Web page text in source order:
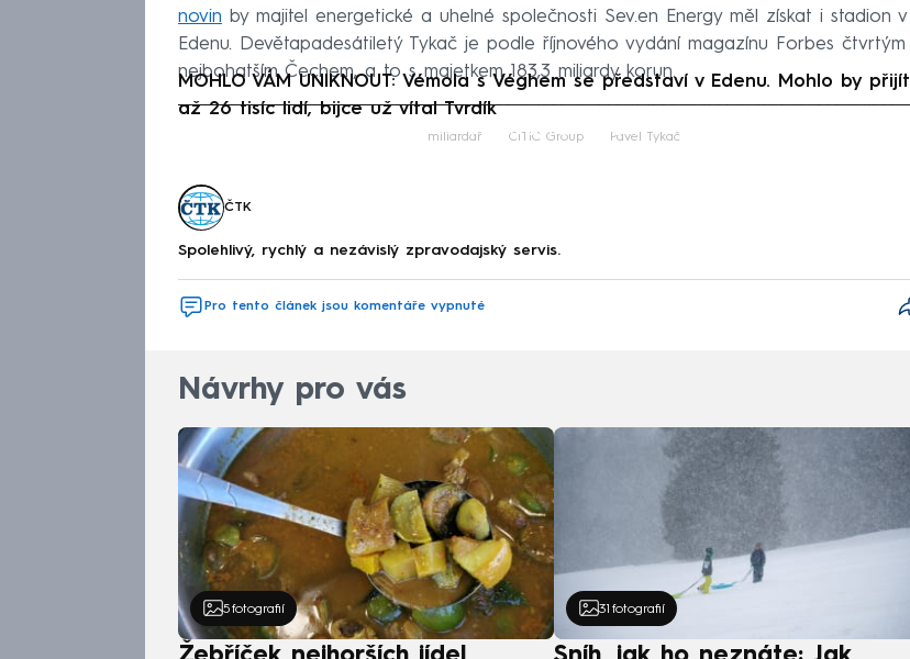
novin by majitel energetické a uhelné společnosti Sev.en Energy měl získat i stadion v
Edenu. Devětapadesátiletý Tykač je podle říjnového vydání magazínu Forbes čtvrtým
nejbohatším Čechem, a to s majetkem 183,3 miliardy korun.
MOHLO VÁM UNIKNOUT: Vémola s Véghem se představí v Edenu. Mohlo by přijít
až 26 tisíc lidí, bijce už vítal Tvrdík
Failed to fetch
miliardář CITIC Group Pavel Tykač
ČTK
Spolehlivý, rychlý a nezávislý zpravodajský servis.
Pro tento článek jsou komentáře vypnuté
Návrhy pro vás
5 fotografií 31 fotografií